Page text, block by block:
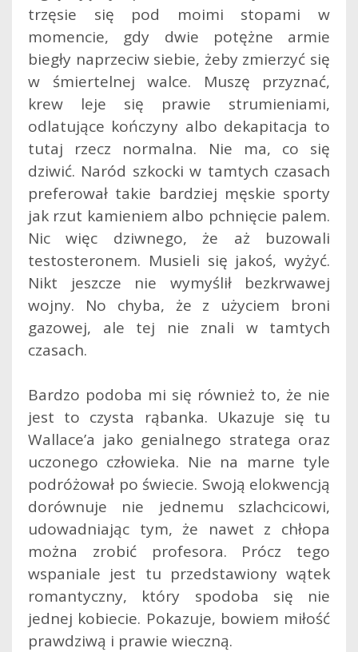
trzęsie się pod moimi stopami w
momencie, gdy dwie potężne armie
biegły naprzeciw siebie, żeby zmierzyć się
w śmiertelnej walce. Muszę przyznać,
krew leje się prawie strumieniami,
odlatujące kończyny albo dekapitacja to
tutaj rzecz normalna. Nie ma, co się
dziwić. Naród szkocki w tamtych czasach
preferował takie bardziej męskie sporty
jak rzut kamieniem albo pchnięcie palem.
Nic więc dziwnego, że aż buzowali
testosteronem. Musieli się jakoś, wyżyć.
Nikt jeszcze nie wymyślił bezkrwawej
wojny. No chyba, że z użyciem broni
gazowej, ale tej nie znali w tamtych
czasach.
Bardzo podoba mi się również to, że nie
jest to czysta rąbanka. Ukazuje się tu
Wallace’a jako genialnego stratega oraz
uczonego człowieka. Nie na marne tyle
podróżował po świecie. Swoją elokwencją
dorównuje nie jednemu szlachcicowi,
udowadniając tym, że nawet z chłopa
można zrobić profesora. Prócz tego
wspaniale jest tu przedstawiony wątek
romantyczny, który spodoba się nie
jednej kobiecie. Pokazuje, bowiem miłość
prawdziwą i prawie wieczną.